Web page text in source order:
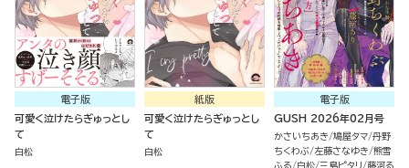
電子版
可愛く泣けたらぎゅっとし
て
白松
紙版
可愛く泣けたらぎゅっとし
て
白松
電子版
GUSH 2026年02月号
かさいちあき 鳩屋タマ 丹野
ちくわぶ 左藤さなゆき 熊雪
ふる
白松 三島ピタリ 藤河る